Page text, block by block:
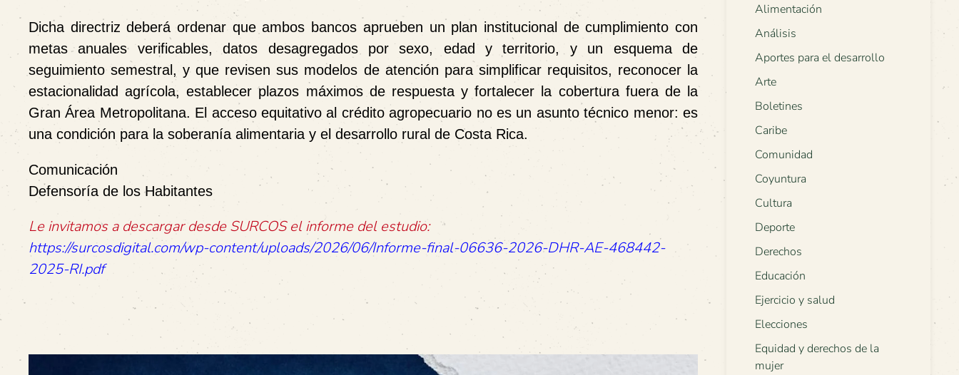
Dicha directriz deberá ordenar que ambos bancos aprueben un plan institucional de cumplimiento con
metas anuales verificables, datos desagregados por sexo, edad y territorio, y un esquema de
seguimiento semestral, y que revisen sus modelos de atención para simplificar requisitos, reconocer la
estacionalidad agrícola, establecer plazos máximos de respuesta y fortalecer la cobertura fuera de la
Gran Área Metropolitana. El acceso equitativo al crédito agropecuario no es un asunto técnico menor: es
una condición para la soberanía alimentaria y el desarrollo rural de Costa Rica.
Comunicación
Defensoría de los Habitantes
Le invitamos a descargar desde SURCOS el informe del estudio:
https://surcosdigital.com/wp-content/uploads/2026/06/Informe-final-06636-2026-DHR-AE-468442-
2025-RI.pdf
Alimentación
Análisis
Aportes para el desarrollo
Arte
Boletines
Caribe
Comunidad
Coyuntura
Cultura
Deporte
Derechos
Educación
Ejercicio y salud
Elecciones
Equidad y derechos de la
mujer